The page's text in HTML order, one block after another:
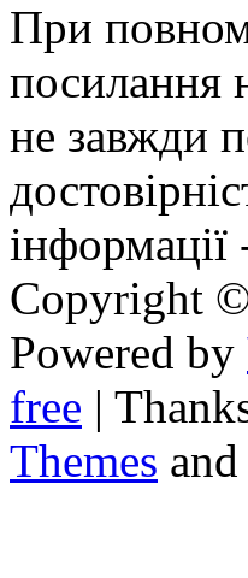
При
посилання
не завжди
Copyright ©
Powered by
free |
Themes and